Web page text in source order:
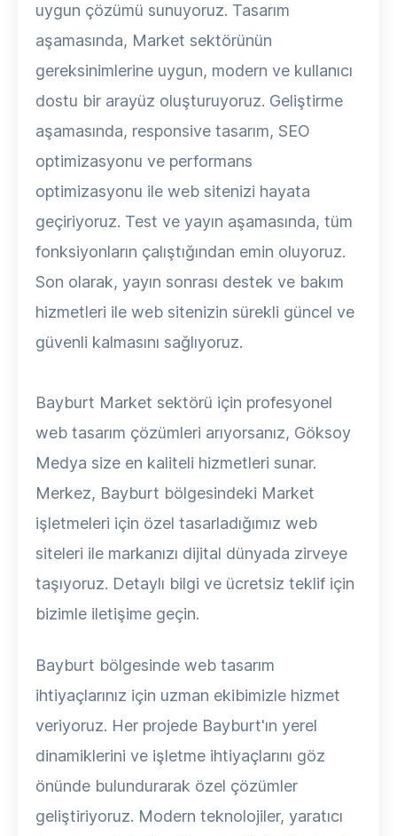
uygun çözümü sunuyoruz. Tasarım
aşamasında, Market sektörünün
gereksinimlerine uygun, modern ve kullanıcı
dostu bir arayüz oluşturuyoruz. Geliştirme
aşamasında, responsive tasarım, SEO
optimizasyonu ve performans
optimizasyonu ile web sitenizi hayata
geçiriyoruz. Test ve yayın aşamasında, tüm
fonksiyonların çalıştığından emin oluyoruz.
Son olarak, yayın sonrası destek ve bakım
hizmetleri ile web sitenizin sürekli güncel ve
güvenli kalmasını sağlıyoruz.
Bayburt Market sektörü için profesyonel
web tasarım çözümleri arıyorsanız, Göksoy
Medya size en kaliteli hizmetleri sunar.
Merkez, Bayburt bölgesindeki Market
işletmeleri için özel tasarladığımız web
siteleri ile markanızı dijital dünyada zirveye
taşıyoruz. Detaylı bilgi ve ücretsiz teklif için
bizimle iletişime geçin.
Bayburt bölgesinde web tasarım
ihtiyaçlarınız için uzman ekibimizle hizmet
veriyoruz. Her projede Bayburt'ın yerel
dinamiklerini ve işletme ihtiyaçlarını göz
önünde bulundurarak özel çözümler
geliştiriyoruz. Modern teknolojiler, yaratıcı